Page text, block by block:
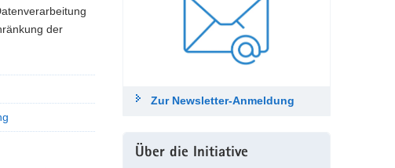
der
Zur Newsletter-Anmeldung
Über die Initiative